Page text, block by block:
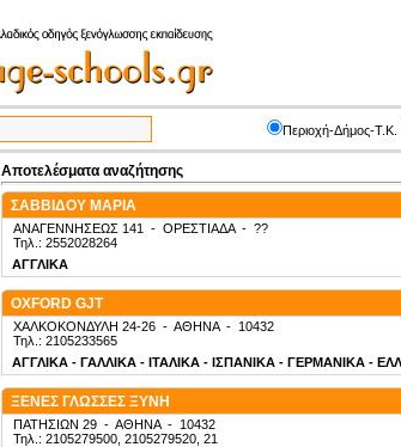
Περιοχή-Δήμος-Τ.Κ.
Αποτελέσματα αναζήτησης
ΣΑΒΒΙΔΟΥ ΜΑΡΙΑ
ΑΝΑΓΕΝΝΗΣΕΩΣ 141 - ΟΡΕΣΤΙΑΔΑ- ??
Τηλ.: 2552028264
ΑΓΓΛΙΚΑ
OXFORD GJT
ΧΑΛΚΟΚΟΝΔΥΛΗ 24-26 - ΑΘΗΝΑ- 10432
Τηλ.: 2105233565
ΑΓΓΛΙΚΑ - ΓΑΛΛΙΚΑ - ΙΤΑΛΙΚΑ - ΙΣΠΑΝΙΚΑ - ΓΕΡΜΑΝΙΚΑ -
ΞΕΝΕΣ ΓΛΩΣΣΕΣ ΞΥΝΗ
ΠΑΤΗΣΙΩΝ 29 - ΑΘΗΝΑ- 10432
Τηλ.: 2105279500, 2105279520, 21